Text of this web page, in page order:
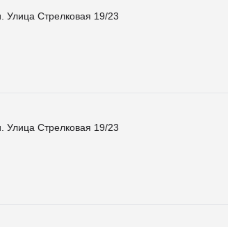
Улица Стрелковая 19/23
Улица Стрелковая 19/23